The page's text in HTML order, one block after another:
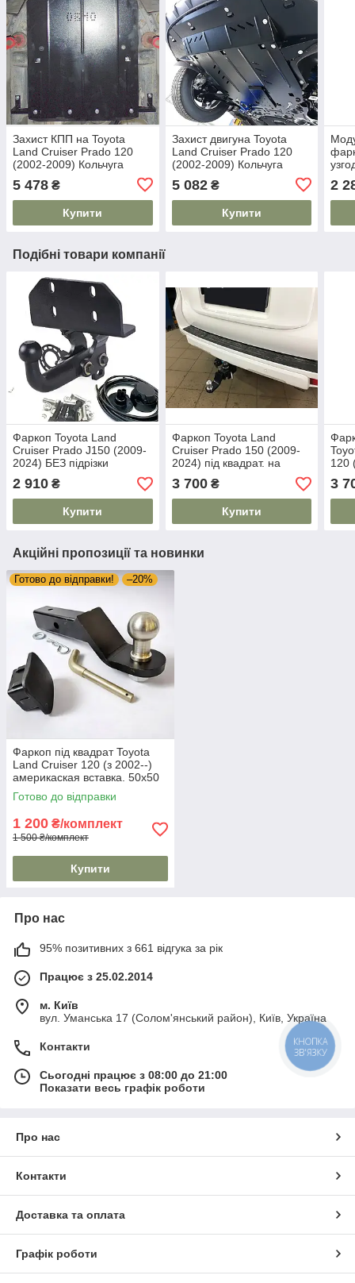
Захист КПП на Toyota
Land Cruiser Prado 120
(2002-2009) Кольчуга
5 478 ₴
Купити
Захист двигуна Toyota
Land Cruiser Prado 120
(2002-2009) Кольчуга
5 082₴
Купити
2
Подібні товари компанії
Фаркоп Toyota Land
Cruiser Prado J150 (2009-
2024) БЕЗ підрізки
бамперу
2 910 ₴
Купити
Фаркоп Toyota Land
Cruiser Prado 150 (2009-
2024) під квадрат. на
штатну балку
3 700₴
Купити
120
3
Акційні пропозиції та новинки
Готово до відправки! –20%
Фаркоп під квадрат Toyota
Land Cruiser 120 (з 2002--)
америкаская вставка. 50х50
мм
Готово до відправки
1 200 ₴/комплект
1 500 ₴/комплект
Купити
Про нас
95% позитивних з 661 відгука за рік
Працює з 25.02.2014
м. Київ
вул. Уманська 17 (Солом'янський район), Київ, Україна
Контакти
Сьогодні працює з 08:00 до 21:00
Показати весь графік роботи
Про нас
Контакти
Доставка та оплата
Графік роботи
КНОПКА
ЗВ'ЯЗКУ